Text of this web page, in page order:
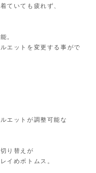
ていても疲れず、
。
エットを変更する事がで
エットが調整可能な
り替えが
イめボトムス。